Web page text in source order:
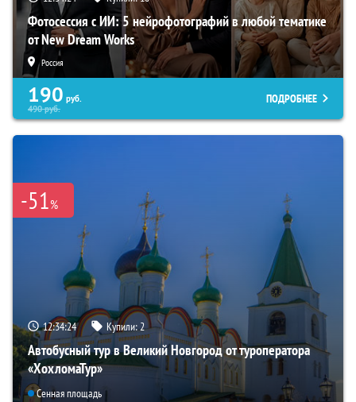
Фотосессия с ИИ: 5 нейрофотографий в любой тематике
от New Dream Works
Россия
190 руб.
490руб.
ПОДРОБНЕЕ
-51%
12:34:23 Купили:2
Автобусный тур в Великий Новгород от туроператора
«ХохломаТур»
Сенная площадь